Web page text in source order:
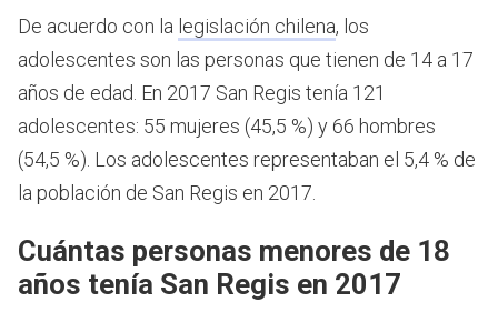
De acuerdo con la legislación chilena, los
adolescentes son las personas que tienen de 14 a 17
años de edad. En 2017 San Regis tenía 121
adolescentes: 55 mujeres (45,5 %) y 66 hombres
(54,5 %). Los adolescentes representaban el 5,4 % de
la población de San Regis en 2017.
Cuántas personas menores de 18
años tenía San Regis en 2017